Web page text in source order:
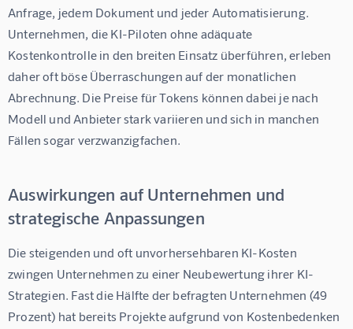
Anfrage, jedem Dokument und jeder Automatisierung.
Unternehmen, die KI-Piloten ohne adäquate
Kostenkontrolle in den breiten Einsatz überführen, erleben
daher oft böse Überraschungen auf der monatlichen
Abrechnung. Die Preise für Tokens können dabei je nach
Modell und Anbieter stark variieren und sich in manchen
Fällen sogar verzwanzigfachen.
Auswirkungen auf Unternehmen und
strategische Anpassungen
Die steigenden und oft unvorhersehbaren KI-Kosten
zwingen Unternehmen zu einer Neubewertung ihrer KI-
Strategien. Fast die Hälfte der befragten Unternehmen (49
Prozent) hat bereits Projekte aufgrund von Kostenbedenken